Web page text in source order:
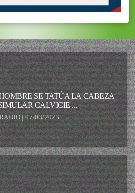
SE TATÚA LA CABEZA
CALVICIE ...
| 07/03/2023